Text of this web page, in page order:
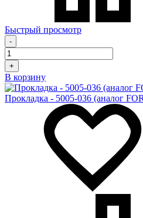
Быстрый просмотр
-
+
В корзину
Прокладка - 5005-036 (аналог